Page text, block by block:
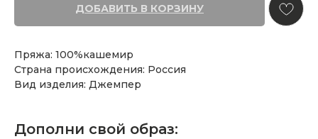
ДОБАВИТЬ В КОРЗИНУ
Пряжа: 100%кашемир
Страна происхождения: Россия
Вид изделия: Джемпер
Дополни свой образ: